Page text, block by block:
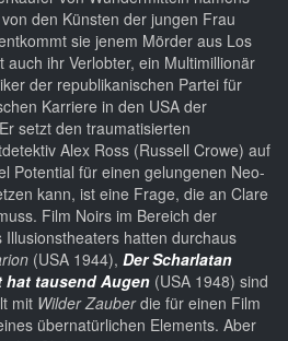
den Künsten der jungen Frau
sie jenem Mörder aus Los
auch ihr Verlobter, ein Multimillionär
der republikanischen Partei für
Karriere in den USA der
setzt den traumatisierten
Alex Ross (Russell Crowe) auf
Potential für einen gelungenen Neo-
kann, ist eine Frage, die an Clare
Film Noirs im Bereich der
hatten durchaus
(USA 1944), Der Scharlatan
hat tausend Augen (USA 1948) sind
mit Wilder Zauberdie für einen Film
übernatürlichen Elements. Aber